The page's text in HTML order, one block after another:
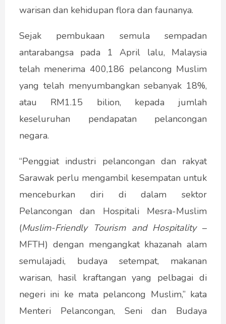
warisan dan kehidupan flora dan faunanya.
Sejak pembukaan semula sempadan
antarabangsa pada 1 April lalu, Malaysia
telah menerima 400,186 pelancong Muslim
yang telah menyumbangkan sebanyak 18%,
atau RM1.15 bilion, kepada jumlah
keseluruhan pendapatan pelancongan
negara.
“Penggiat industri pelancongan dan rakyat
Sarawak perlu mengambil kesempatan untuk
menceburkan diri di dalam sektor
Pelancongan dan Hospitali Mesra-Muslim
(Muslim-Friendly Tourism and Hospitality–
MFTH) dengan mengangkat khazanah alam
semulajadi, budaya setempat, makanan
warisan, hasil kraftangan yang pelbagai di
negeri ini ke mata pelancong Muslim,” kata
Menteri Pelancongan, Seni dan Budaya